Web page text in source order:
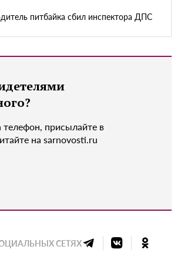
питбайка сбил инспектора ДПС
присылайте в
на sarnovosti.ru
СЕТЯХ